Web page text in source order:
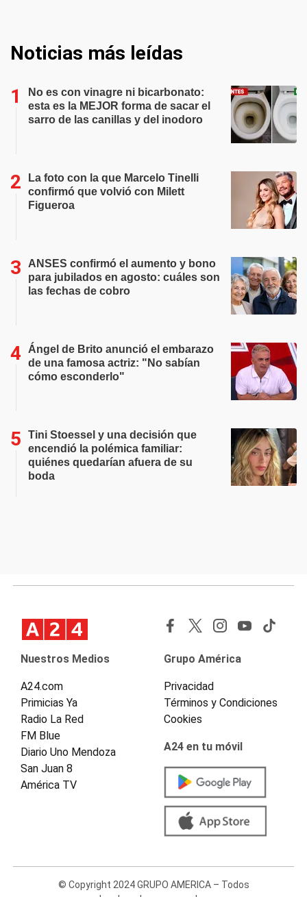
Noticias más leídas
No es con vinagre ni bicarbonato:
esta es la MEJOR forma de sacar el
sarro de las canillas y del inodoro
La foto con la que Marcelo Tinelli
confirmó que volvió con Milett
Figueroa
ANSES confirmó el aumento y bono
para jubilados en agosto: cuáles son
las fechas de cobro
Ángel de Brito anunció el embarazo
de una famosa actriz: "No sabían
cómo esconderlo"
Tini Stoessel y una decisión que
encendió la polémica familiar:
quiénes quedarían afuera de su
boda
Nuestros Medios
A24.com
Primicias Ya
Radio La Red
FM Blue
Diario Uno Mendoza
San Juan 8
América TV
Grupo América
Privacidad
Términos y Condiciones
Cookies
A24 en tu móvil
© Copyright 2024 GRUPO AMERICA – Todos